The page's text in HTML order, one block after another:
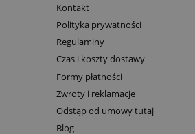
Kontakt
Polityka prywatności
Regulaminy
Czas i koszty dostawy
Formy płatności
Zwroty i reklamacje
Odstąp od umowy tutaj
Blog